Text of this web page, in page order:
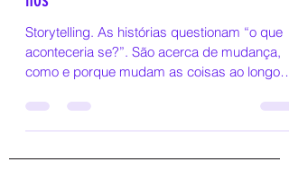
nos
Storytelling. As histórias questionam “o que
como e porque mudam as coisas ao longo
da vida.